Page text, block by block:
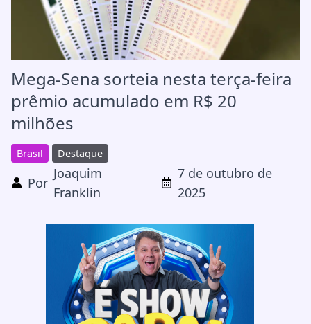
Mega-Sena sorteia nesta terça-feira
prêmio acumulado em R$ 20
milhões
Brasil Destaque
Por
Joaquim
Franklin
7 de outubro de
2025